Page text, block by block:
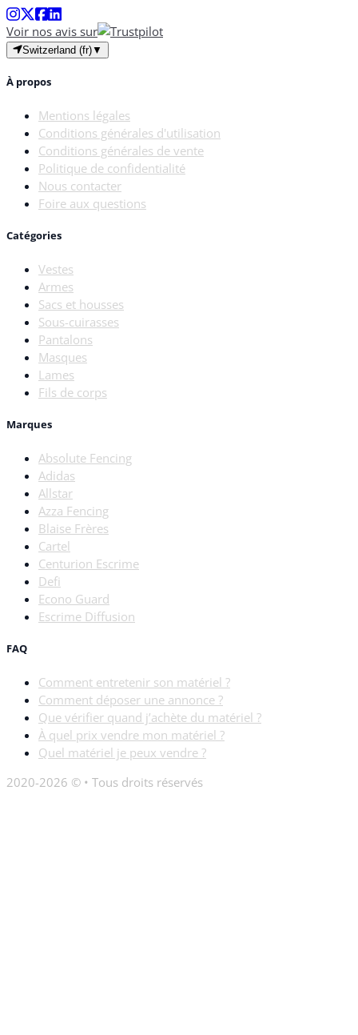
Voir nos avis sur
Switzerland (fr)▼
À propos
Mentions légales
Conditions générales d'utilisation
Conditions générales de vente
Politique de confidentialité
Nous contacter
Foire aux questions
Catégories
Vestes
Armes
Sacs et housses
Sous-cuirasses
Pantalons
Masques
Lames
Fils de corps
Marques
Absolute Fencing
Adidas
Allstar
Azza Fencing
Blaise Frères
Cartel
Centurion Escrime
Defi
Econo Guard
Escrime Diffusion
FAQ
Comment entretenir son matériel ?
Comment déposer une annonce ?
Que vérifier quand j’achète du matériel ?
À quel prix vendre mon matériel ?
Quel matériel je peux vendre ?
2020-2026 © • Tous droits réservés